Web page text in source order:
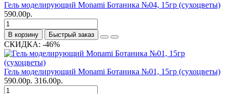
Гель моделирующий Monami Ботаника №04, 15гр (сухоцветы)
590.00р.
В корзину Быстрый заказ
СКИДКА: -46%
Гель моделирующий Monami Ботаника №01, 15гр (сухоцветы)
590.00р. 316.00р.